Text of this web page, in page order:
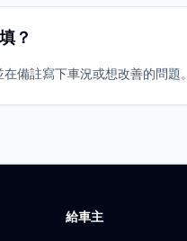
？
備註寫下車況或想改善的問題。
給車主